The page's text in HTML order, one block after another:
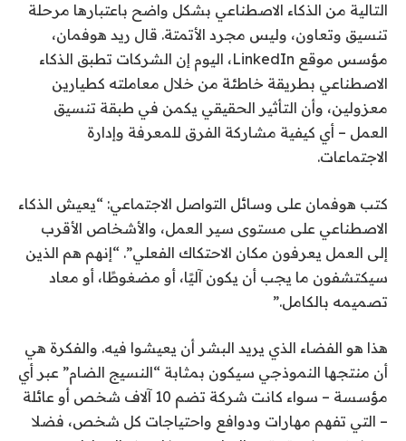
التالية من الذكاء الاصطناعي بشكل واضح باعتبارها مرحلة
تنسيق وتعاون، وليس مجرد الأتمتة. قال ريد هوفمان،
مؤسس موقع LinkedIn، اليوم إن الشركات تطبق الذكاء
الاصطناعي بطريقة خاطئة من خلال معاملته كطيارين
معزولين، وأن التأثير الحقيقي يكمن في طبقة تنسيق
العمل – أي كيفية مشاركة الفرق للمعرفة وإدارة
الاجتماعات.
كتب هوفمان على وسائل التواصل الاجتماعي: “يعيش الذكاء
الاصطناعي على مستوى سير العمل، والأشخاص الأقرب
إلى العمل يعرفون مكان الاحتكاك الفعلي”. “إنهم هم الذين
سيكتشفون ما يجب أن يكون آليًا، أو مضغوطًا، أو معاد
تصميمه بالكامل.”
هذا هو الفضاء الذي يريد البشر أن يعيشوا فيه. والفكرة هي
أن منتجها النموذجي سيكون بمثابة “النسيج الضام” عبر أي
مؤسسة – سواء كانت شركة تضم 10 آلاف شخص أو عائلة
– التي تفهم مهارات ودوافع واحتياجات كل شخص، فضلا